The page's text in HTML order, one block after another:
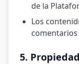
de la
Los
5.